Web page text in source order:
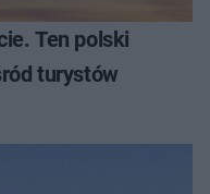
Ten polski
turystów